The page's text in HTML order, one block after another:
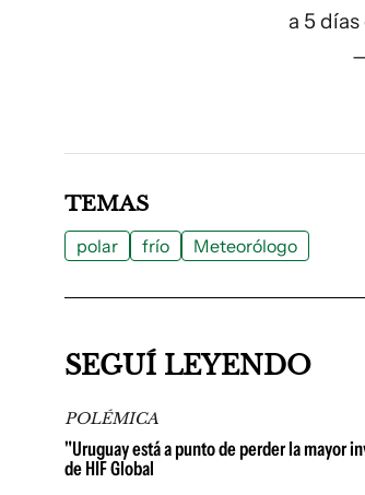
a 5
TEMAS
polar frío Meteorólogo
SEGUÍ LEYENDO
POLÉMICA
"Uruguay está a punto de perder la mayor
de HIF Global